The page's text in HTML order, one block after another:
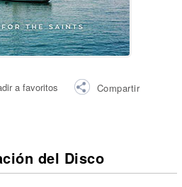
a favoritos Compartir
del Disco